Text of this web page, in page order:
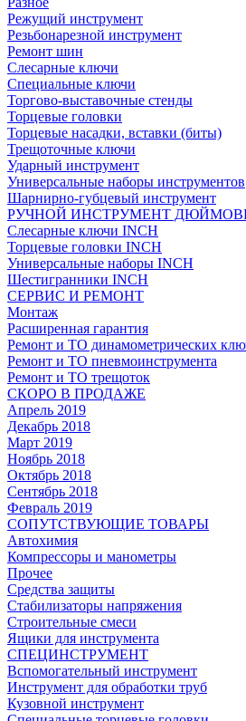
Режущий инструмент
Резьбонарезной инструмент
Ремонт шин
Слесарные ключи
Специальные ключи
Торгово-выставочные стенды
Торцевые головки
Торцевые насадки, вставки (биты)
Трещоточные ключи
Ударный инструмент
Универсальные наборы инструментов
Шарнирно-губцевый инструмент
РУЧНОЙ ИНСТРУМЕНТ
Слесарные ключи INCH
Торцевые головки INCH
Универсальные наборы INCH
Шестигранники INCH
СЕРВИС И РЕМОНТ
Монтаж
Расширенная гарантия
Ремонт и ТО динамометрических
Ремонт и ТО пневмоинструмента
Ремонт и ТО трещоток
СКОРО В ПРОДАЖЕ
Апрель 2019
Декабрь 2018
Март 2019
Ноябрь 2018
Октябрь 2018
Сентябрь 2018
Февраль 2019
СОПУТСТВУЮЩИЕ ТОВАРЫ
Автохимия
Компрессоры и манометры
Прочее
Средства защиты
Стабилизаторы напряжения
Строительные смеси
Ящики для инструмента
СПЕЦИНСТРУМЕНТ
Вспомогательный инструмент
Инструмент для обработки труб
Кузовной инструмент